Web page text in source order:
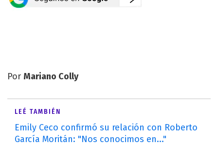
Por Mariano Colly
LEÉ TAMBIÉN
Emily Ceco confirmó su relación con Roberto
García Moritán: "Nos conocimos en..."